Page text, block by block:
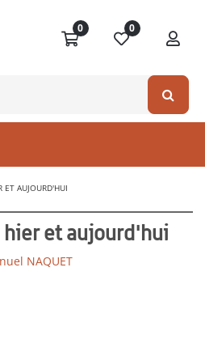
0 0
ET AUJOURD'HUI
hier et aujourd'hui
NAQUET